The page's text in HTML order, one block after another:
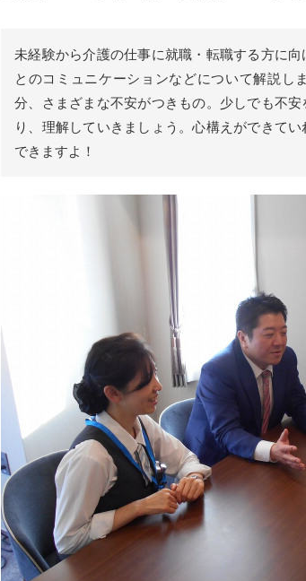
｜
護
働
リ
ル
未経験から介護の仕事に就職・転職する方に
とのコミュニケーションなどについて解説し
分、さまざまな不安がつきもの。少しでも不
り、理解していきましょう。心構えができて
できますよ！